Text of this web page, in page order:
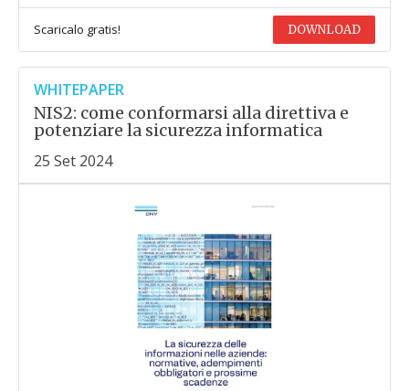
Scaricalo gratis! DOWNLOAD
WHITEPAPER
NIS2: come conformarsi alla direttiva e
potenziare la sicurezza informatica
25 Set 2024